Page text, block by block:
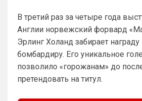
В третий раз за четыре года
Англии норвежский форвард
Эрлинг Холанд забирает
бомбардиру. Его уникальное
позволило «горожанам» до
претендовать на титул.